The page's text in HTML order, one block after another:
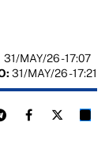
31/MAY/26- 17:07
31/MAY/26 - 17:21